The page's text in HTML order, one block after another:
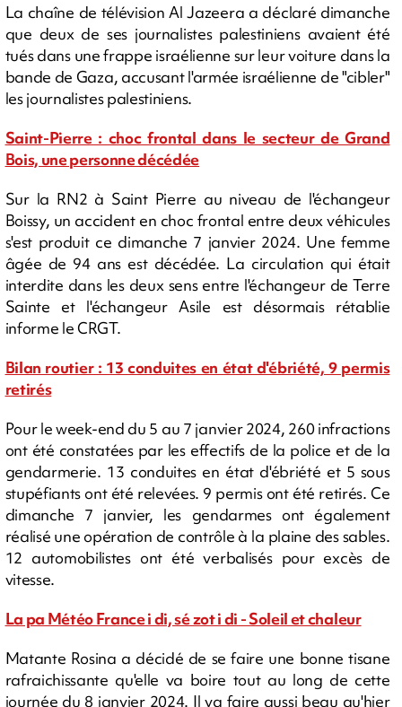
La chaîne de télévision Al Jazeera a déclaré dimanche
que deux de ses journalistes palestiniens avaient été
tués dans une frappe israélienne sur leur voiture dans la
bande de Gaza, accusant l'armée israélienne de "cibler"
les journalistes palestiniens.
Saint-Pierre : choc frontal dans le secteur de Grand
Bois, une personne décédée
Sur la RN2 à Saint Pierre au niveau de l'échangeur
Boissy, un accident en choc frontal entre deux véhicules
s'est produit ce dimanche 7 janvier 2024. Une femme
âgée de 94 ans est décédée. La circulation qui était
interdite dans les deux sens entre l'échangeur de Terre
Sainte et l'échangeur Asile est désormais rétablie
informe le CRGT.
Bilan routier : 13 conduites en état d'ébriété, 9 permis
retirés
Pour le week-end du 5 au 7 janvier 2024, 260 infractions
ont été constatées par les effectifs de la police et de la
gendarmerie. 13 conduites en état d'ébriété et 5 sous
stupéfiants ont été relevées. 9 permis ont été retirés. Ce
dimanche 7 janvier, les gendarmes ont également
réalisé une opération de contrôle à la plaine des sables.
12 automobilistes ont été verbalisés pour excès de
vitesse.
La pa Météo France i di, sé zot i di - Soleil et chaleur
Matante Rosina a décidé de se faire une bonne tisane
rafraichissante qu'elle va boire tout au long de cette
journée du 8 janvier 2024. Il va faire aussi beau qu'hier